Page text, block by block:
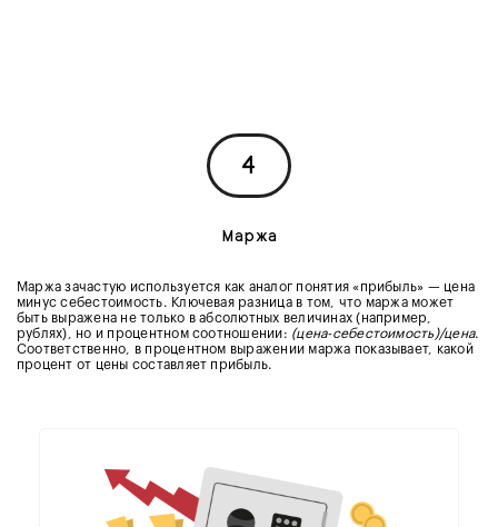
4
Маржа
Маржа зачастую используется как аналог понятия «прибыль» — цена
минус себестоимость. Ключевая разница в том, что маржа может
быть выражена не только в абсолютных величинах (например,
рублях), но и процентном соотношении: (цена-себестоимость)/цена.
Соответственно, в процентном выражении маржа показывает, какой
процент от цены составляет прибыль.